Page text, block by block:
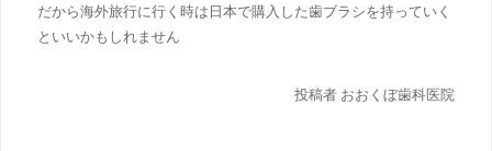
だから海外旅行に行く時は日本で購入した歯ブラシを持っていく
といいかもしれません
投稿者 おおくぼ歯科医院